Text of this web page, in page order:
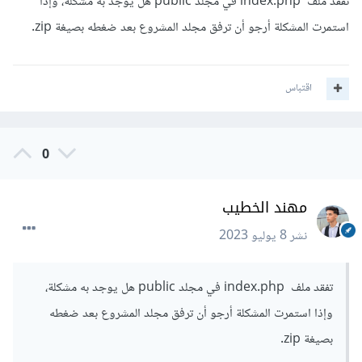
لقد قمت بتنفيذ ما تفضلت به ولكن المشكلة لا تزال موجودة
استمرت المشكلة أرجو أن ترفق مجلد المشروع بعد ضغطه بصيغة zip.
اقتباس
0
مهند الخطيب
نشر8 يوليو 2023
تفقد ملف index.php في مجلد public هل يوجد به مشكلة،
وإذا استمرت المشكلة أرجو أن ترفق مجلد المشروع بعد ضغطه
بصيغة zip.